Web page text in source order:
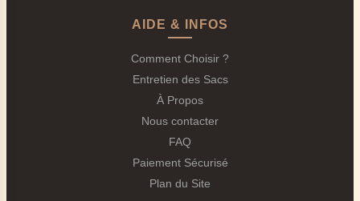
(compatible 13" à 15,6").
Un passage pour câble d'alimentation.
Une protection contre les chocs légers.
Parfois un séparateur pour tablette supplémentaire.
2. L'Organisation en Multizones
"fouillis du fond de sac"
AIDE & INFOS
Comment Choisir ?
Entretien des Sacs
À Propos
Nous contacter
FAQ
Paiement Sécurisé
Plan du Site